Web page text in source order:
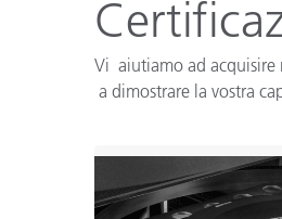
Vi aiutiamo ad acquisire
a dimostrare la vostra